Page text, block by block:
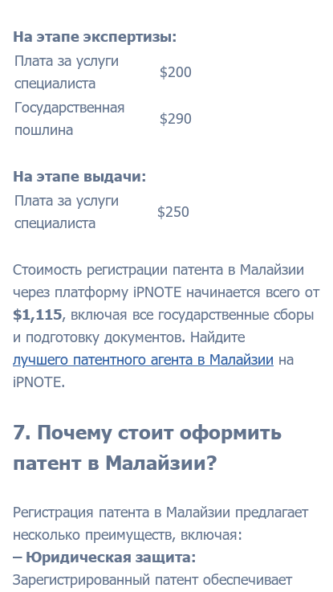
На этапе экспертизы:
Плата за услуги
специалиста
$200
Государственная
пошлина
$290
На этапе выдачи:
Плата за услуги
специалиста
$250
Стоимость регистрации патента в Малайзии
через платформу iPNOTE начинается всего от
$1,115, включая все государственные сборы
и подготовку документов. Найдите
лучшего патентного агента в Малайзии на
iPNOTE.
7. Почему стоит оформить
патент в Малайзии?
Регистрация патента в Малайзии предлагает
несколько преимуществ, включая:
– Юридическая защита:
Зарегистрированный патент обеспечивает